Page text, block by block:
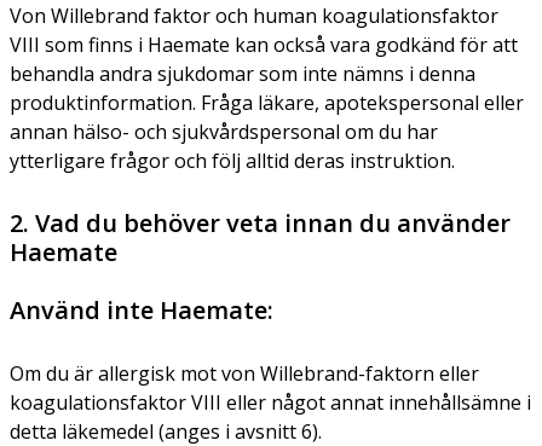
Von Willebrand faktor och human koagulationsfaktor
VIII som finns i Haemate kan också vara godkänd för att
behandla andra sjukdomar som inte nämns i denna
produktinformation. Fråga läkare, apotekspersonal eller
annan hälso- och sjukvårdspersonal om du har
ytterligare frågor och följ alltid deras instruktion.
2. Vad du behöver veta innan du använder
Haemate
Använd inte Haemate:
Om du är allergisk mot von Willebrand-faktorn eller
koagulationsfaktor VIII eller något annat innehållsämne i
detta läkemedel (anges i avsnitt 6).